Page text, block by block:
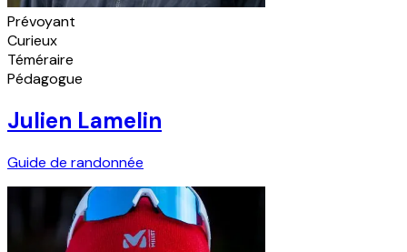
Prévoyant
Curieux
Téméraire
Pédagogue
Julien Lamelin
Guide de randonnée